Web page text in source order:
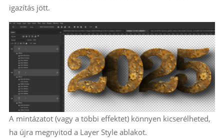
igazítás jött.
A mintázatot (vagy a többi effektet) könnyen kicserélheted,
ha újra megnyitod a Layer Style ablakot.